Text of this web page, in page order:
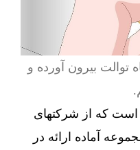
توالت بیرون آورده و
است که از شرکتهای
آماده ارائه در